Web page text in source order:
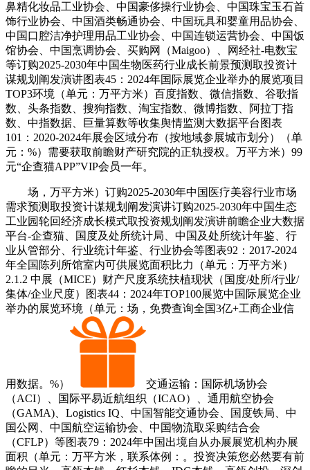
鼻精化妆品工业协会、中国豪侈操行业协会、中国珠宝玉石首
饰行业协会、中国酒类畅通协会、中国玩具和婴童用品协会、
中国口腔洁净护理用品工业协会、中国连锁运营协会、中国饭
馆协会、中国烹调协会、买购网（Maigoo）、网经社-电数宝
等订购2025-2030年中国生物医药行业成长前景预测取投资计
谋规划阐发演讲图表45：2024年国际展览企业举办的展览项目
TOP3环境（单元：万平方米）百度指数、微信指数、谷歌指
数、头条指数、搜狗指数、淘宝指数、微博指数、阿拉丁指
数、中指数据、巨量算数等收集舆情监测大数据平台图表
101：2020-2024年展会区域分布（按地域参展城市划分）（单
元：%）需要获取前瞻财产研究院的正轨授权。万平方米）99
元“企查猫APP”VIP会员一年。
场，万平方米）订购2025-2030年中国医疗美容行业市场
需求预测取投资计谋规划阐发演讲订购2025-2030年中国生态
工业园轮回经济成长模式取投资规划阐发演讲前瞻企业大数据
平台-企查猫、国度及处所统计局、中国及处所统计年鉴、行
业从管部分、行业统计年鉴、行业协会等图表92：2017-2024
年全国陈列所馆室内可供展览面积比力（单元：万平方米）
2.1.2 中展（MICE）财产尺度系统扶植现状（国度/处所/行业/
集体/企业尺度）图表44：2024年TOP100展览中国际展览企业
举办的展览环境（单元：场，免费查询全国3亿+工商企业信
用数据。%）
交通运输：国际机场协会
（ACI）、国际平易近航组织（ICAO）、通用航空协会
（GAMA)、Logistics IQ、中国智能交通协会、国度铁局、中
国公网、中国航空运输协会、中国物流取采购结合会
（CFLP）等图表79：2024年中国出境自从办展展览机构办展
面积（单元：万平方米，联系体例：。投资决策您必然要有前